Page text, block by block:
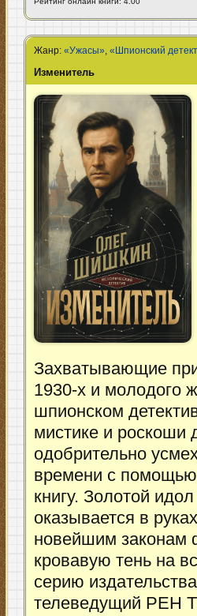
Жанр:«Ужасы» ,«Шпионский
Изменитель
Захватывающие
1930-х и молодого
шпионском
мистике и роскоши
одобрительно
времени с помощью
книгу. Золотой
оказывается в
новейшим законам
кровавую тень на
серию
телеведущий РЕН